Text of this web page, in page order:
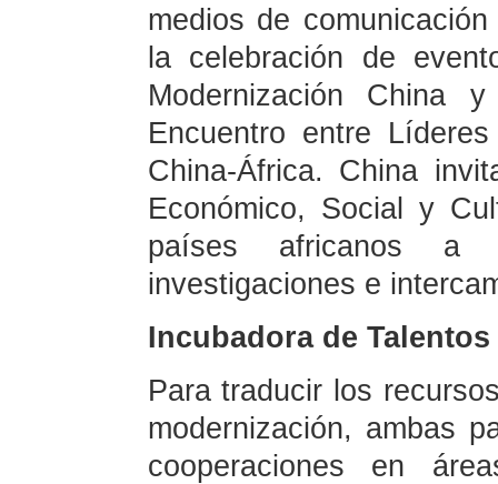
medios de
la celebración de
Modernización
Encuentro entre
China-África. China
Económico, Social y
países africanos a
investigaciones e
Incubadora de
Para traducir los
modernización, ambas
cooperaciones en